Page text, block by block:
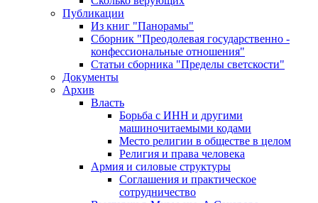
Публикации
Из книг "Панорамы"
Сборник "Преодолевая государственно -
конфессиональные отношения"
Статьи сборника "Пределы светскости"
Документы
Архив
Власть
Борьба с ИНН и другими
машиночитаемыми кодами
Место религии в обществе в целом
Религия и права человека
Армия и силовые структуры
Соглашения и практическое
сотрудничество